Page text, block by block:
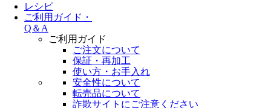
レシピ
ご利用ガイド・
Q＆A
ご利用ガイド
ご注文について
保証・再加工
使い方・お手入れ
安全性について
転売品について
詐欺サイトにご注意ください